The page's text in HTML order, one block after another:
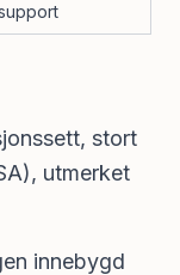
stort
utmerket
innebygd